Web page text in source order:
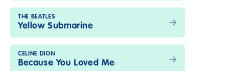
THE BEATLES
Yellow Submarine
CELINE DION
Because You Loved Me